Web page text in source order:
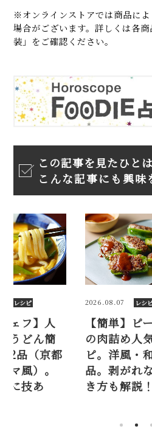
※オンラインストアでは商品に
場合がございます。詳しくは各
装」をご確認ください。
この記事を見たひとは
こんな記事にも興味
レシピ
ピーマン
人気レシ
・和風2
れない焼
説！
2026.03.12 レシ
【簡単】菜
人気レシピ5
ひたし、辛
え、酢味噌
パスタ、生春